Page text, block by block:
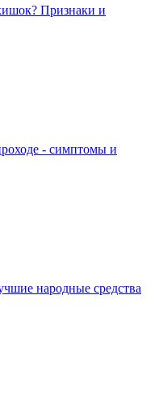
Признаки и
- симптомы и
народные средства